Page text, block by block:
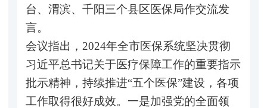
台、渭滨、千阳三个县区医保局作交流发
言。
会议指出，2024年全市医保系统坚决贯彻
习近平总书记关于医疗保障工作的重要指示
批示精神，持续推进“五个医保”建设，各项
工作取得很好成效。一是加强党的全面领